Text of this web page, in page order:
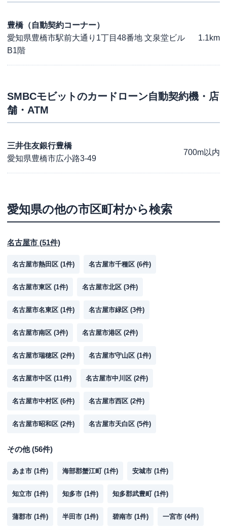
豊橋（自動契約コーナー）
愛知県豊橋市駅前大通り1丁目48番地 文泉堂ビル
B1階
1.1km
SMBCモビットのカードローン自動契約機・店
舗・ATM
三井住友銀行豊橋
愛知県豊橋市広小路3-49
700m以内
愛知県の他の市区町村から検索
名古屋市 (51件)
名古屋市熱田区 (1件) 名古屋市千種区 (6件)
名古屋市東区 (1件) 名古屋市北区 (3件)
名古屋市名東区 (1件) 名古屋市緑区 (3件)
名古屋市南区 (3件) 名古屋市港区 (2件)
名古屋市瑞穂区 (2件) 名古屋市守山区 (1件)
名古屋市中区 (11件) 名古屋市中川区 (2件)
名古屋市中村区 (6件) 名古屋市西区 (2件)
名古屋市昭和区 (2件) 名古屋市天白区 (5件)
その他(56件)
あま市 (1件) 海部郡蟹江町 (1件) 安城市 (1件)
知立市 (1件) 知多市 (1件) 知多郡武豊町 (1件)
蒲郡市 (1件) 半田市 (1件) 碧南市 (1件) 一宮市 (4件)